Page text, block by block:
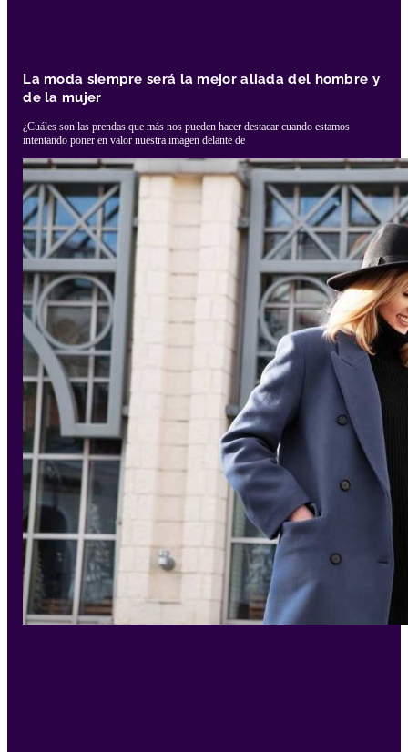
La moda siempre será la mejor aliada del hombre y
de la mujer
¿Cuáles son las prendas que más nos pueden hacer destacar cuando estamos
intentando poner en valor nuestra imagen delante de